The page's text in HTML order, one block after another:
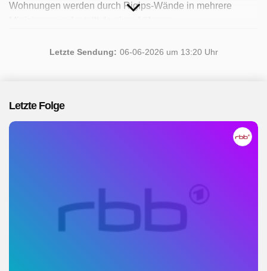
Wohnungen werden durch Rigips-Wände in mehrere
Menschen. Die Bezirke Neukölln und Pankow wollen
Neu-Berliner in ihren möblierten Zimmern und
Wohnungen. Gemeinsam mit Mietaktivisten wehren sie
die Sendung verfügbar. Insgesamt wurden 3 Folgen
ausgestrahlt, die letzte im Juni 2026.
Letzte Sendung: 06-06-2026 um 13:20 Uhr
Letzte Folge